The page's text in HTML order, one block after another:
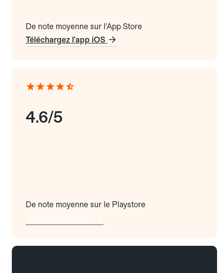
De note moyenne sur l'App Store
Téléchargez l'app iOS
4.6/5
De note moyenne sur le Playstore